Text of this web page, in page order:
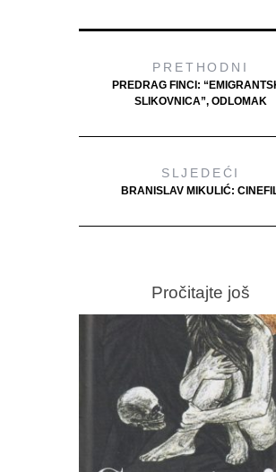
PRETHODNI
PREDRAG FINCI:
SLIKOVNICA”, ODLOMAK
SLJEDEĆI
BRANISLAV MIKULIĆ:
Pročitajte još